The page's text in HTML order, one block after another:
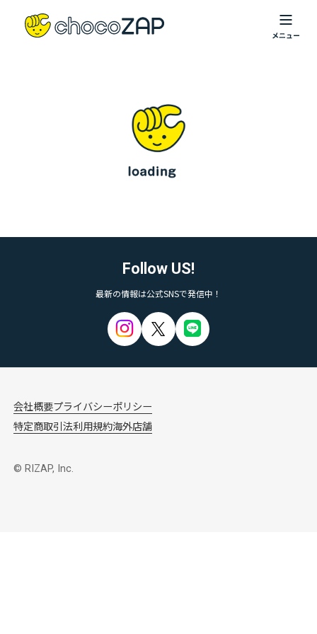
Follow US!
最新の情報は公式SNSで発信中！
会社概要プライバシーポリシー
特定商取引法利用規約海外店舗
© RIZAP, Inc.